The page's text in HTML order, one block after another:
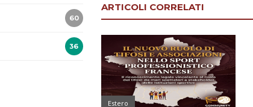
ARTICOLI CORRELATI
Estero
60
36